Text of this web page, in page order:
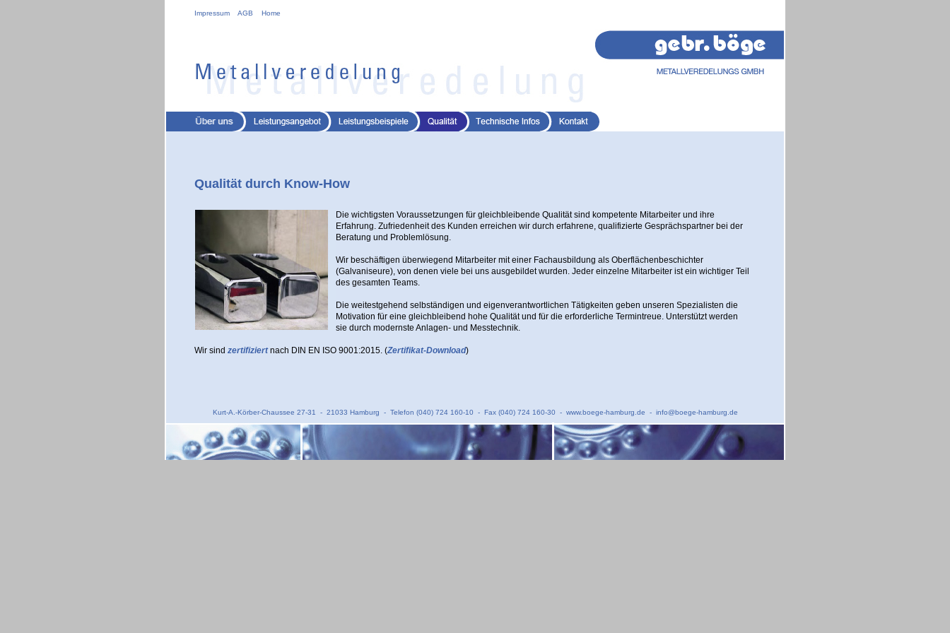
Impressum AGB Home
Qualität durch Know-How
Die wichtigsten Voraussetzungen für gleichbleibende Qualität sind kompetente Mitarbeiter und ihre
Erfahrung. Zufriedenheit des Kunden erreichen wir durch erfahrene, qualifizierte Gesprächspartner bei der
Beratung und Problemlösung.
Wir beschäftigen überwiegend Mitarbeiter mit einer Fachausbildung als Oberflächenbeschichter
(Galvaniseure), von denen viele bei uns ausgebildet wurden. Jeder einzelne Mitarbeiter ist ein wichtiger Teil
des gesamten Teams.
Die weitestgehend selbständigen und eigenverantwortlichen Tätigkeiten geben unseren Spezialisten die
Motivation für eine gleichbleibend hohe Qualität und für die erforderliche Termintreue. Unterstützt werden
sie durch modernste Anlagen- und Messtechnik.
Wir sind zertifiziertnach DIN EN ISO 9001:2015. (Zertifikat-Download)
Kurt-A.-Körber-Chaussee 27-31 - 21033 Hamburg - Telefon (040) 724 160-10 - Fax (040) 724 160-30 - www.boege-hamburg.de - info@boege-hamburg.de